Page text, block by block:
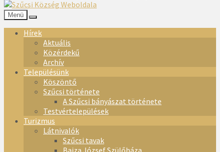
Menü
Hírek
Aktuális
Közérdekű
Archív
Településünk
Köszöntő
Szűcsi története
A Szűcsi bányászat története
Testvértelepülések
Turizmus
Látnivalók
Szűcsi tavak
Bajza József Szülőháza